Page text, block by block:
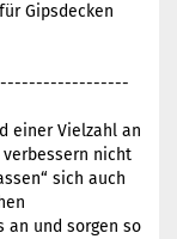
Gipsdecken
einer Vielzahl an
verbessern nicht
sich auch
an und sorgen so